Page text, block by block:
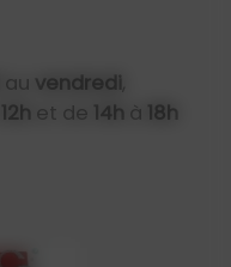
au vendredi,
12h et de 14h à 18h